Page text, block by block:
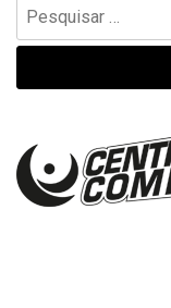
Pesquisar
por: